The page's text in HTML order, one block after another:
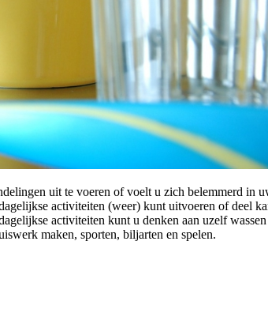
uit te voeren of voelt u zich belemmerd in
activiteiten (weer) kunt uitvoeren of deel
activiteiten kunt u denken aan uzelf
maken, sporten, biljarten en spelen.